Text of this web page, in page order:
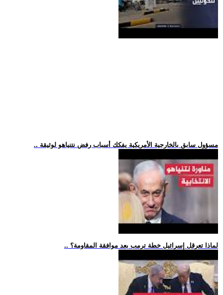
.. مسؤول سابق بالخارجية الأمريكية يفكك أسباب رفض نتنياهو لوثيقة
.. لماذا تعرقل إسرائيل خطة ترمب بعد موافقة المقاومة؟